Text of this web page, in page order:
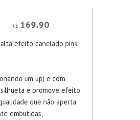
R$ 169.90
efeito canelado pink
um up) e com
e promove efeito
que não aperta
embutidas,